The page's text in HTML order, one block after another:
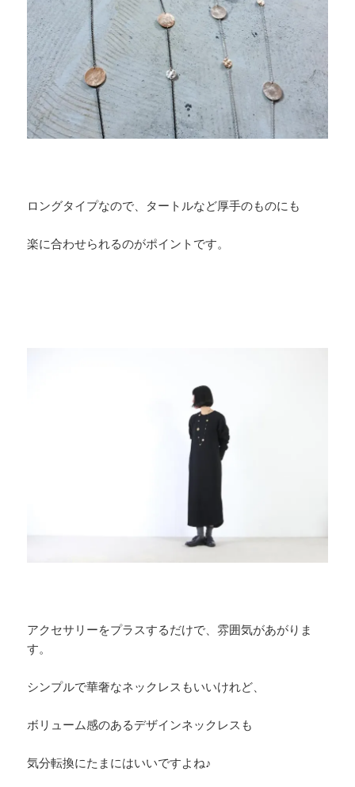
ロングタイプなので、タートルなど厚手のものにも
楽に合わせられるのがポイントです。
アクセサリーをプラスするだけで、雰囲気があがりま
す。
シンプルで華奢なネックレスもいいけれど、
ボリューム感のあるデザインネックレスも
気分転換にたまにはいいですよね♪